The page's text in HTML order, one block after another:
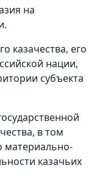
на
казачества, его
нации,
субъекта
в том
материально-
казачьих